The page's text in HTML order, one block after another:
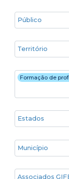
Público
Territórios
Estratégia de
Formação de profissionais
Estado
Cidade
Associados GIFE